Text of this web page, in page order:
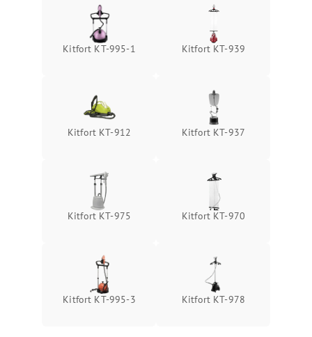
Kitfort КТ-995-1 Kitfort КТ-939
Kitfort КТ-912 Kitfort КТ-937
Kitfort КТ-975 Kitfort КТ-970
Kitfort КТ-995-3 Kitfort КТ-978